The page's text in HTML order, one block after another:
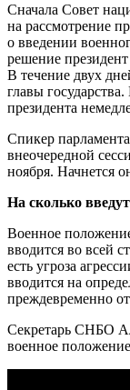
Сначала Совет
на рассмотрение
о введении
решение
В течение двух
главы
президента
Спикер
внеочередной
ноября. Начнется
На сколько введут
Военное
вводится во всей
есть угроза
вводится на
преждевременно
Секретарь СНБО
военное